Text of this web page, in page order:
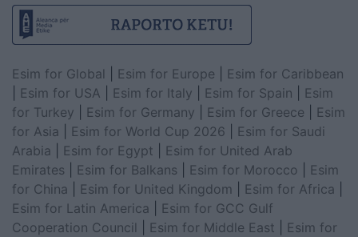
Esim for Global Esim for Europe
Esim for Caribbean
Esim for USA Esim for Italy Esim for Spain
Esim
for Turkey
Esim for Germany Esim for Greece
Esim
for Asia
Esim for World Cup 2026
Esim for Saudi
Arabia
Esim for Egypt
Esim for United Arab
Emirates
Esim for Balkans Esim for Morocco
Esim
for China
Esim for United Kingdom Esim for Africa
Esim for Latin America
Esim for GCC Gulf
Cooperation Council
Esim for Middle East
Esim for